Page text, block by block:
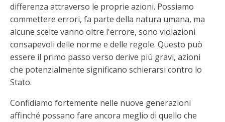
differenza attraverso le proprie azioni. Possiamo
commettere errori, fa parte della natura umana, ma
alcune scelte vanno oltre l'errore, sono violazioni
consapevoli delle norme e delle regole. Questo può
essere il primo passo verso derive più gravi, azioni
che potenzialmente significano schierarsi contro lo
Stato.
Confidiamo fortemente nelle nuove generazioni
affinché possano fare ancora meglio di quello che